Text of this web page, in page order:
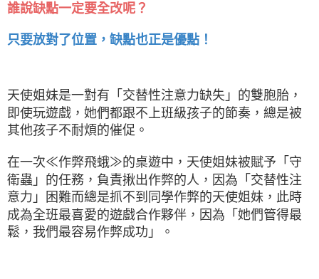
時審查核予不同之上限額度；若仍有額度不足之情形，本公司將視審查結果
５．嚴禁一人註冊多個帳號或使用他人資訊註冊。若發現惡意使用之情形，
恩沛科技股份有限公司將有權停止該用戶之使用額度並採取法律行動。
誰說缺點一定要全改呢？
只要放對了位置，缺點也正是優點！
天使姐妹是一對有「交替性注意力缺失」的雙胞胎，
即使玩遊戲，她們都跟不上班級孩子的節奏，總是被
其他孩子不耐煩的催促。
在一次≪作弊飛蛾≫的桌遊中，天使姐妹被賦予「守
衛蟲」的任務，負責揪出作弊的人， 因為「交替性注
意力」困難而總是抓不到同學作弊的天使姐妹， 此時
成為全班最喜愛的遊戲合作夥伴， 因為「她們管得最
鬆，我們最容易作弊成功」。